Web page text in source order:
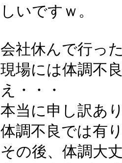
しいですｗ。
会社休んで行っ
現場には体調不
え・・・
本当に申し訳あ
体調不良では有
その後、体調大